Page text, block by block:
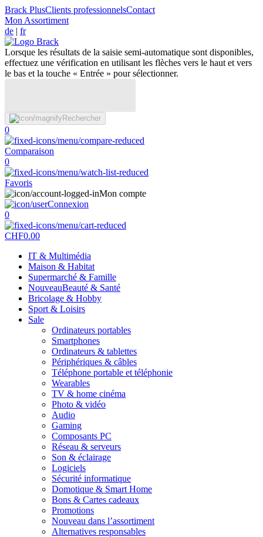
Brack PlusClients professionnelsContact
Mon Assortiment
de | fr
Lorsque les résultats de la saisie semi-automatique sont disponibles,
effectuez une vérification en utilisant les flèches vers le haut et vers
le bas et la touche « Entrée » pour sélectionner.
Rechercher
0
Comparaison
0
Favoris
Mon compte
Connexion
0
CHF0.00
IT & Multimédia
Maison & Habitat
Supermarché & Famille
NouveauBeauté & Santé
Bricolage & Hobby
Sport & Loisirs
Sale
Ordinateurs portables
Smartphones
Ordinateurs & tablettes
Périphériques & câbles
Téléphone portable et téléphonie
Wearables
TV & home cinéma
Photo & vidéo
Audio
Gaming
Composants PC
Réseau & serveurs
Son & éclairage
Logiciels
Sécurité informatique
Domotique & Smart Home
Bons & Cartes cadeaux
Promotions
Nouveau dans l’assortiment
Alternatives responsables